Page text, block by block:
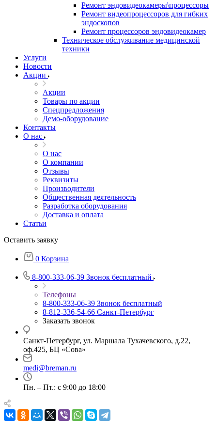
Ремонт эндовидеокамеры\процессоры
Ремонт видеопроцессоров для гибких
эндоскопов
Ремонт процессоров эндовидеокамер
Техническое обслуживание медицинской
техники
Услуги
Новости
Акции
Акции
Товары по акции
Спецпредложения
Демо-оборудование
Контакты
О нас
О нас
О компании
Отзывы
Реквизиты
Производители
Общественная деятельность
Разработка оборудования
Доставка и оплата
Статьи
Оставить заявку
0 Корзина
8-800-333-06-39 Звонок бесплатный
Телефоны
8-800-333-06-39 Звонок бесплатный
8-812-336-54-66 Санкт-Петербург
Заказать звонок
Санкт-Петербург, ул. Маршала Тухачевского, д.22,
оф.425, БЦ «Сова»
medi@breman.ru
Пн. – Пт.: с 9:00 до 18:00